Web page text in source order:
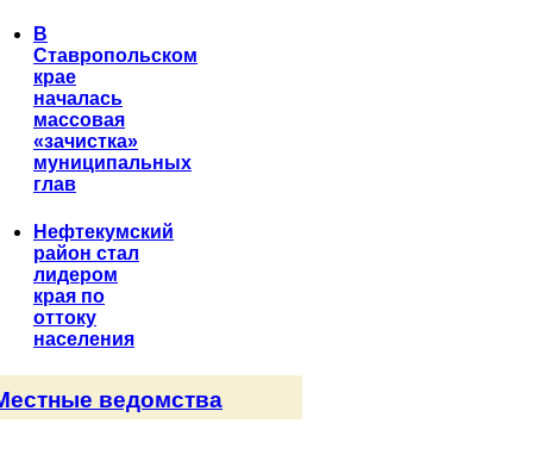
В
Ставропольском
крае
началась
массовая
«зачистка»
муниципальных
глав
Нефтекумский
район стал
лидером
края по
оттоку
населения
ведомства